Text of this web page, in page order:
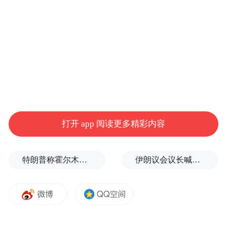
打开 app 阅读更多精彩内容
特朗普称霍尔木兹海峡协议尚未达成，正参与相关谈判 伊朗议会议长喊话：别再作秀了！